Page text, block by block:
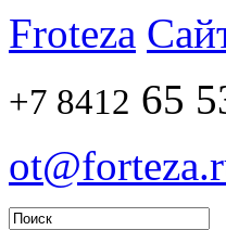
Froteza
+7 8412 65